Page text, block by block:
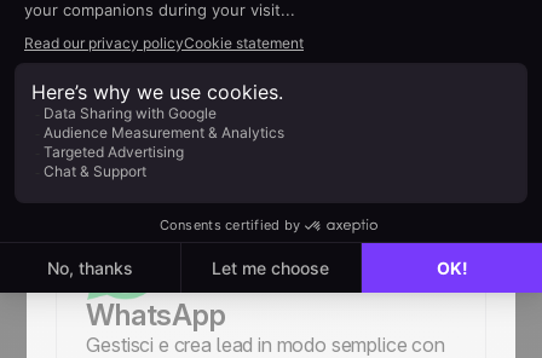
Integrazione della casella di
posta elettronica
Invia e ricevi email di vendita direttamente
da noCRM collegando Gmail, Outlook,
Yahoo o altri servizi.
WhatsApp
Gestisci e crea lead in modo semplice con